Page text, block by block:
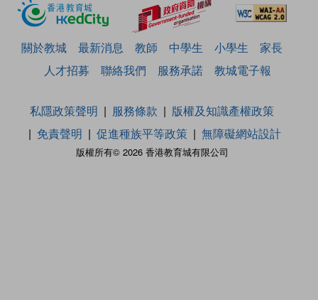
關於教城 最新消息 教師 中學生 小學生
家長
人才招募
聯絡我們 服務承諾 教城電子報
版權所有© 2026 香港教育城有限公司
私隱政策聲明 服務條款
版權及知識產權政策
免責聲明
促進種族平等政策 無障礙網站設計